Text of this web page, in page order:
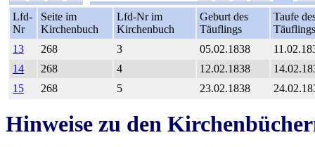
Lfd-
Nr
Seite im
Kirchenbuch
Lfd-Nr im
Kirchenbuch
Geburt des
Täuflings
Taufe
Täuflings
13
268 3 05.02.1838
14
268 4 12.02.1838
15
268 5 23.02.1838
Hinweise zu den